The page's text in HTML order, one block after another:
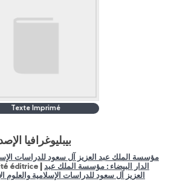
Texte Imprimé
2004 بيبليوغرافيا
مؤسسة الملك عبد العزيز آل سعود للدراسات
éditrice
الدار البيضاء : مؤسسة الملك عبد
العزيز اَل سعود للدراسات الإسلامية والعلوم